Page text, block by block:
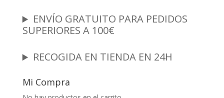
ENVÍO GRATUITO PARA PEDIDOS
SUPERIORES A 100€
RECOGIDA EN TIENDA EN 24H
Mi Compra